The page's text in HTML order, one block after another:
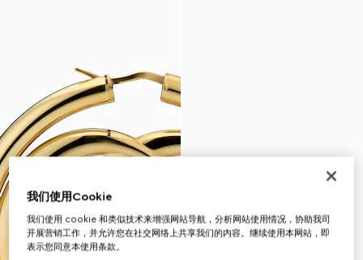
我们使用Cookie
我们使用 cookie 和类似技术来增强网站导航，分析网站使用情况，协助我司
开展营销工作，并允许您在社交网络上共享我们的内容。继续使用本网站，即
表示您同意本使用条款。